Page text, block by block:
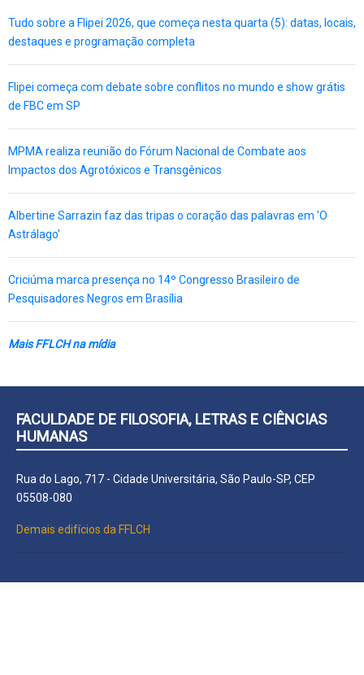
Tudo sobre a Flipei 2026, que começa nesta quarta (5): datas, locais,
destaques e programação completa
Flipei começa com debate sobre conflitos no mundo e show grátis
de FBC em SP
MPMA realiza reunião do Fórum Nacional de Combate aos
Impactos dos Agrotóxicos e Transgênicos
Albertine Sarrazin faz das tripas o coração das palavras em 'O
Astrálago'
Criciúma marca presença no 14º Congresso Brasileiro de
Pesquisadores Negros em Brasília
Mais FFLCH na mídia
FACULDADE DE FILOSOFIA, LETRAS E CIÊNCIAS
HUMANAS
Rua do Lago, 717 - Cidade Universitária, São Paulo-SP, CEP
05508-080
Demais edifícios da FFLCH